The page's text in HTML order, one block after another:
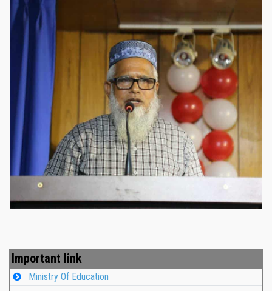
নবীনবরণ - ২০২৫
Important link
Ministry Of Education